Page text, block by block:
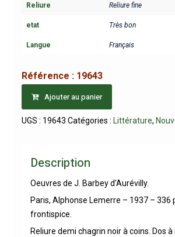
Reliure Reliure fine
etat Très bon
Langue Français
Référence : 19643
Ajouter au panier
UGS : 19643 Catégories : Littérature,
Description
Oeuvres de J. Barbey d’Aurévilly.
Paris, Alphonse Lemerre – 1937 – 336
frontispice.
Reliure demi chagrin noir à coins. Dos